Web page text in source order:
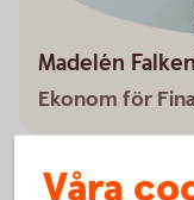
Madelén
Ekonom för
Våra